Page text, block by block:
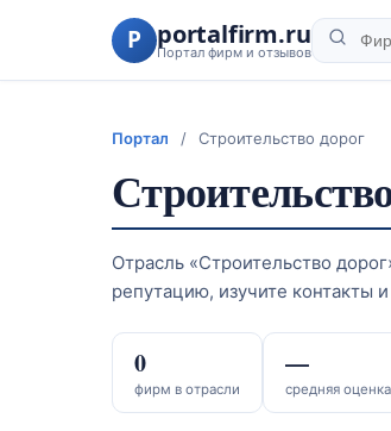
P portalfirm.ru
Портал фирм и отзывов
Портал / Строительство дорог
Отрасль «Строительство
репутацию, изучите контакты
фирм в отрасли
0
средняя оценка
—